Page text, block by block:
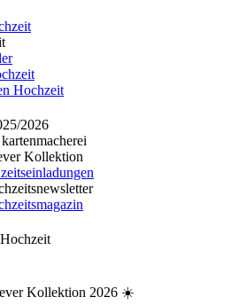
Hochzeit
2026
Kollektion
Kollektion 2026 ☀️